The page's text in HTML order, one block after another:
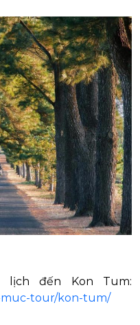
lịch đến Kon Tum:
tour/kon-tum/